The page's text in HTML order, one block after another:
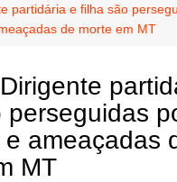
partidária e filha são
de morte em MT
perseguidas
ameaçadas
MT